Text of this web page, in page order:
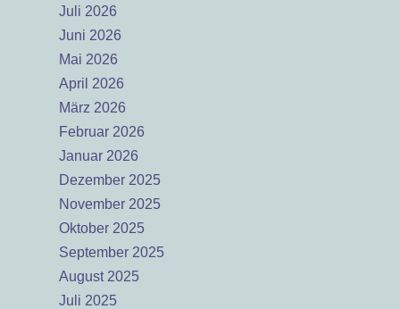
Juli 2026
Juni 2026
Mai 2026
April 2026
März 2026
Februar 2026
Januar 2026
Dezember 2025
November 2025
Oktober 2025
September 2025
August 2025
Juli 2025